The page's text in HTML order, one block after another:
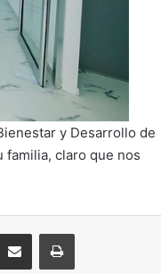
y Desarrollo de
familia, claro que nos
Compartir por correo electrónicoImprimir